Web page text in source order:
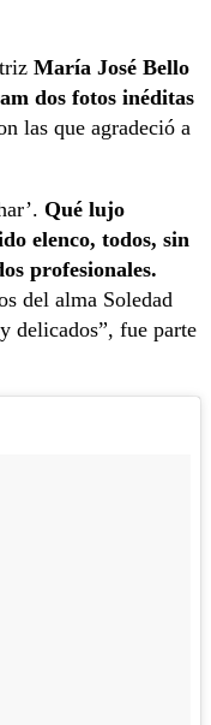
María José Bello
dos fotos inéditas
las que agradeció a
Qué lujo
elenco, todos, sin
profesionales.
del alma Soledad
delicados”, fue parte